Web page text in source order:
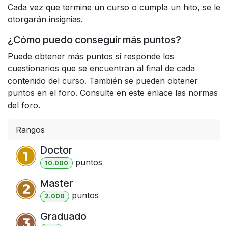
Cada vez que termine un curso o cumpla un hito, se le
otorgarán insignias.
¿Cómo puedo conseguir más puntos?
Puede obtener más puntos si responde los
cuestionarios que se encuentran al final de cada
contenido del curso. También se pueden obtener
puntos en el foro. Consulte en este enlace las normas
del foro.
Rangos
Doctor
10.000 puntos
Master
2.000 puntos
Graduado